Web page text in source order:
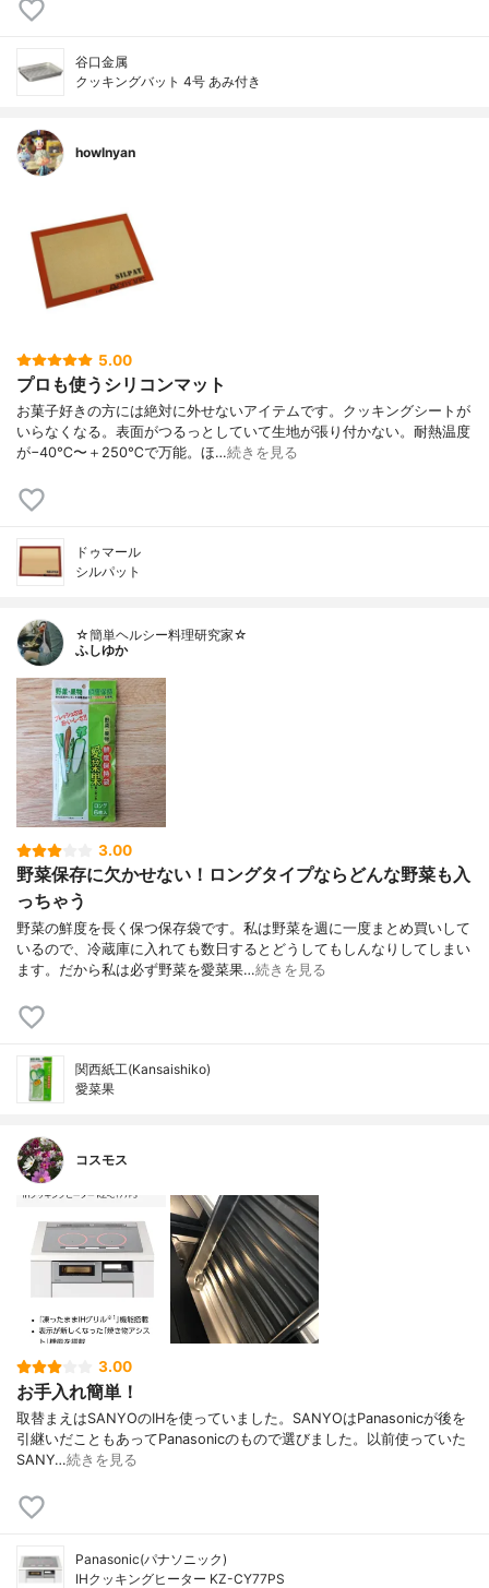
谷口金属
クッキングバット 4号 あみ付き
howlnyan
5.00
プロも使うシリコンマット
お菓子好きの方には絶対に外せないアイテムです。クッキングシートが
いらなくなる。表面がつるっとしていて生地が張り付かない。耐熱温度
が−40℃〜＋250℃で万能。ほ…続きを見る
ドゥマール
シルパット
☆簡単ヘルシー料理研究家☆
ふしゆか
3.00
野菜保存に欠かせない！ロングタイプならどんな野菜も入
っちゃう
野菜の鮮度を長く保つ保存袋です。私は野菜を週に一度まとめ買いして
いるので、冷蔵庫に入れても数日するとどうしてもしんなりしてしまい
ます。だから私は必ず野菜を愛菜果…続きを見る
関西紙工(Kansaishiko)
愛菜果
コスモス
3.00
お手入れ簡単！
取替まえはSANYOのIHを使っていました。SANYOはPanasonicが後を
引継いだこともあってPanasonicのもので選びました。以前使っていた
SANY…続きを見る
Panasonic(パナソニック)
IHクッキングヒーター KZ-CY77PS